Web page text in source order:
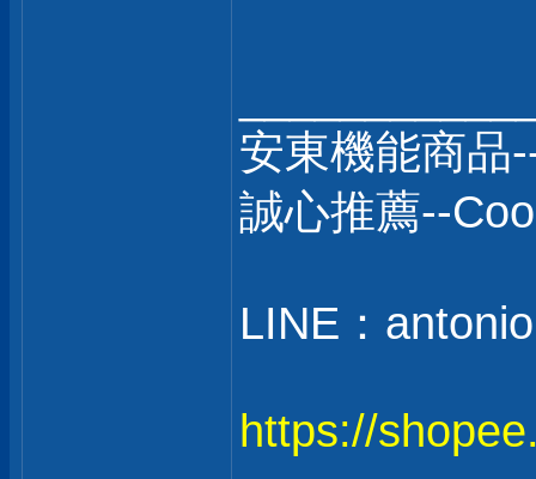
安東機能商品
誠心推薦--
LINE：
https://